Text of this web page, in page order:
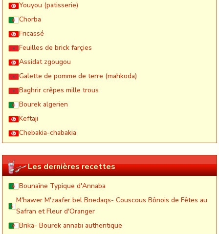
Youyou (patisserie)
Chorba
Fricassé
Feuilles de brick farçies
Assidat zgougou
Galette de pomme de terre (mahkoda)
Baghrir crêpes mille trous
Bourek algerien
Keftaji
Chebakia-chabakia
Les dernières recettes
Bounaïne Typique d'Annaba
M'hawer M'zaafer bel Bnedaqs- Couscous Bônois de Fêtes au
Safran et Fleur d'Oranger
Brika- Bourek annabi authentique